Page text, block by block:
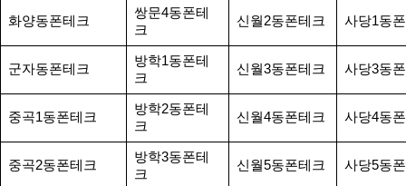
화양동폰테크
쌍문4동폰테
크
신월2동폰테크 사당1동
군자동폰테크
방학1동폰테
크
신월3동폰테크 사당3동
중곡1동폰테크
방학2동폰테
크
신월4동폰테크 사당4동
중곡2동폰테크
방학3동폰테
크
신월5동폰테크 사당5동